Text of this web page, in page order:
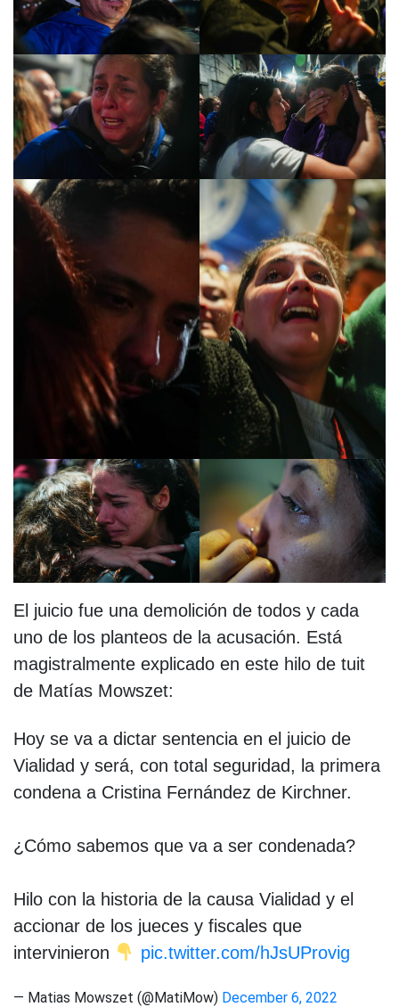
El juicio fue una demolición de todos y cada
uno de los planteos de la acusación. Está
magistralmente explicado en este hilo de tuit
de Matías Mowszet:
Hoy se va a dictar sentencia en el juicio de
Vialidad y será, con total seguridad, la primera
condena a Cristina Fernández de Kirchner.
¿Cómo sabemos que va a ser condenada?
Hilo con la historia de la causa Vialidad y el
accionar de los jueces y fiscales que
intervinieron
pic.twitter.com/hJsUProvig
— Matias Mowszet (@MatiMow) December 6, 2022